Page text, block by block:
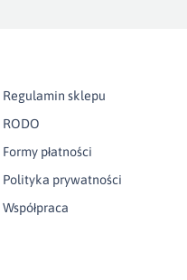
Regulamin sklepu
RODO
Formy płatności
Polityka prywatności
Współpraca